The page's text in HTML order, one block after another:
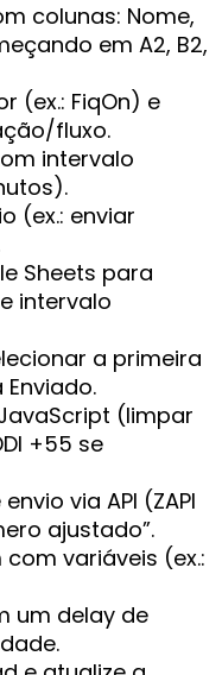
colunas: Nome,
em A2, B2,
(ex.: FiqOn) e
fluxo.
intervalo
(ex.: enviar
Sheets para
intervalo
a primeira
Enviado.
(limpar
+55 se
via API (ZAPI
ajustado”.
variáveis (ex.:
um delay de